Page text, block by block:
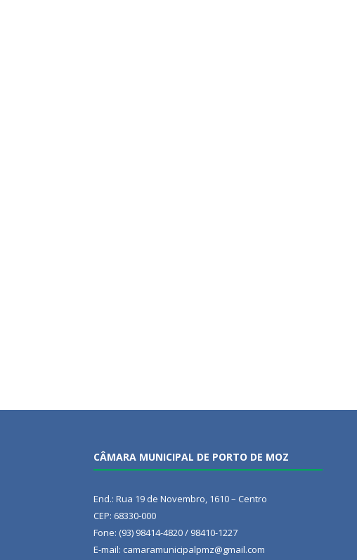
CÂMARA MUNICIPAL DE PORTO DE MOZ
End.: Rua 19 de Novembro, 1610 – Centro
CEP: 68330-000
Fone: (93) 98414-4820 / 98410-1227
E-mail: camaramunicipalpmz@gmail.com